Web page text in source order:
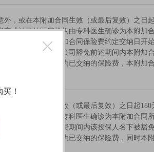
！
外，或在本附加合同生效（或最后复效）之日
定或认可的医疗机构由专科医生确诊为本附加
确诊日后首个本附加合同保险费约定交纳日开
定交纳日止，保险公司豁免前述期间内本附加
司视豁免的保险费为已交纳的保险费，本附加
，或本附加合同生效（或最后复效）之日起
认可的医疗机构由专科医生确诊为本附加合同
豁免相应豁免保险费期间内该投保人名下被豁
司视豁免的保险费为已交纳的保险费，同时本